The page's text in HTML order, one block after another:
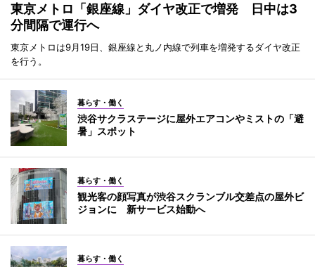
東京メトロ「銀座線」ダイヤ改正で増発 日中は3
分間隔で運行へ
東京メトロは9月19日、銀座線と丸ノ内線で列車を増発するダイヤ改正
を行う。
暮らす・働く
渋谷サクラステージに屋外エアコンやミストの「避
暑」スポット
暮らす・働く
観光客の顔写真が渋谷スクランブル交差点の屋外ビ
ジョンに 新サービス始動へ
暮らす・働く